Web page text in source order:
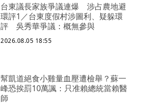
台東議長家族爭議連爆 涉占農地避
環評1／台東度假村涉圖利、疑躲環
評 吳秀華爭議：概無參與
2026.08.05 18:55
幫凱道絕食小雞量血壓遭檢舉？蘇一
峰恐挨罰10萬諷：只准賴總統當賴醫
師